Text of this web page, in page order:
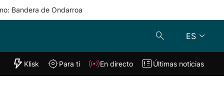
Bandera de Ondarroa
ES
"Helmuga"
Klisk En directo
Klisk Para ti En directo Últimas noticias